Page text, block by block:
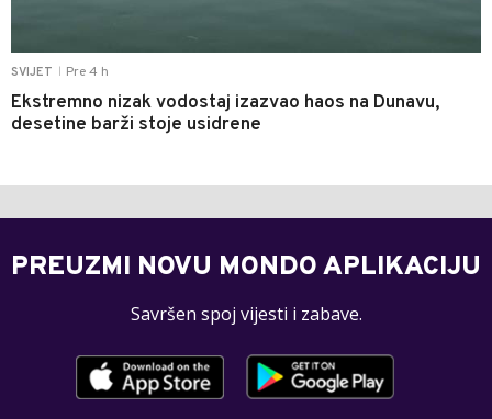
SVIJET Pre 4 h
Ekstremno nizak vodostaj izazvao haos na Dunavu,
desetine barži stoje usidrene
PREUZMI NOVU MONDO APLIKACIJU
Savršen spoj vijesti i zabave.